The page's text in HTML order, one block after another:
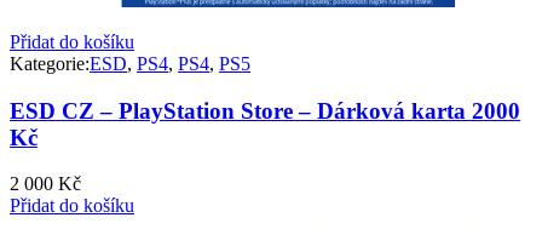
Přidat do košíku
Kategorie:ESD, PS4, PS4, PS5
ESD CZ – PlayStation Store – Dárková karta 2000
Kč
2 000 Kč
Přidat do košíku